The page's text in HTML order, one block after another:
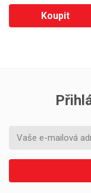
Koupit